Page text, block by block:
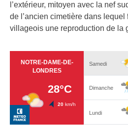
l’extérieur, mitoyen avec la nef
de l’ancien cimetière dans lequel
villageois une reproduction de la